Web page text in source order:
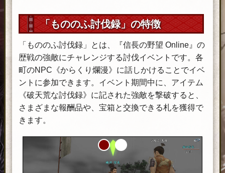
「もののふ討伐録」の特徴
「もののふ討伐録」とは、『信長の野望 Online』の
歴戦の強敵にチャレンジする討伐イベントです。各
町のNPC《からくり爛漫》に話しかけることでイベ
ントに参加できます。イベント期間中に、アイテム
《破天荒な討伐録》に記された強敵を撃破すると、
さまざまな報酬品や、宝箱と交換できる札を獲得で
きます。